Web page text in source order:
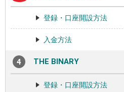
登録・口座開設方法
入金方法
THE BINARY
登録・口座開設方法